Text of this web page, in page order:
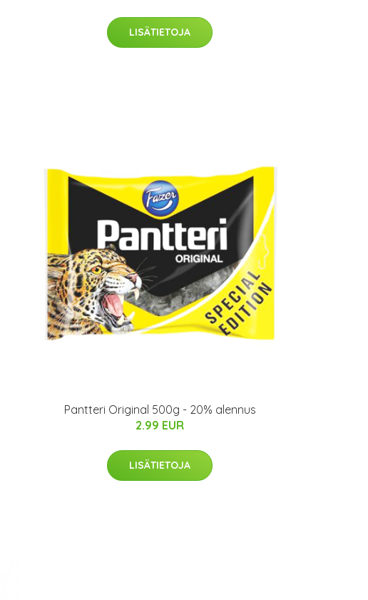
LISÄTIETOJA
Pantteri Original 500g - 20% alennus
2.99 EUR
LISÄTIETOJA